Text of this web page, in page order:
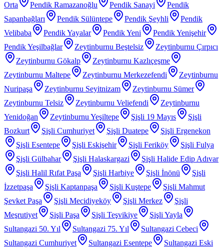
Orta
Pendik Ramazanoğlu Pendik Sanayi
Pendik
Sapanbağları
Pendik Sülüntepe Pendik Şeyhli
Pendik
Velibaba
Pendik Yayalar Pendik Yeni
Pendik Yenişehir
Pendik Yeşilbağlar
Zeytinburnu Beştelsiz
Zeytinburnu Çırpıcı
Zeytinburnu Gökalp
Zeytinburnu Kazlıçeşme
Zeytinburnu Maltepe
Zeytinburnu Merkezefendi
Zeytinburnu
Nuripaşa
Zeytinburnu Seyitnizam
Zeytinburnu Sümer
Zeytinburnu Telsiz
Zeytinburnu Veliefendi
Zeytinburnu
Yenidoğan
Zeytinburnu Yeşiltepe Şişli 19 Mayıs
Şişli
Bozkurt
Şişli Cumhuriyet Şişli Duatepe
Şişli Ergenekon
Şişli Esentepe
Şişli Eskişehir Şişli Feriköy
Şişli Fulya
Şişli Gülbahar
Şişli Halaskargazi
Şişli Halide Edip Adıvar
Şişli Halil Rıfat Paşa
Şişli Harbiye Şişli İnönü
Şişli
İzzetpaşa
Şişli Kaptanpaşa Şişli Kuştepe
Şişli Mahmut
Şevket Paşa
Şişli Mecidiyeköy Şişli Merkez
Şişli
Meşrutiyet
Şişli Paşa Şişli Teşvikiye
Şişli Yayla
Sultangazi 50. Yıl
Sultangazi 75. Yıl
Sultangazi Cebeci
Sultangazi Cumhuriyet
Sultangazi Esentepe
Sultangazi Eski